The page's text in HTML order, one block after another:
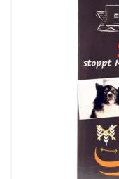
Goodstuff